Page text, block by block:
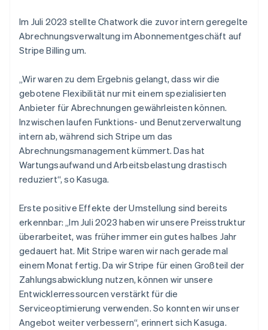
Im Juli 2023 stellte Chatwork die zuvor intern geregelte
Abrechnungsverwaltung im Abonnementgeschäft auf
Stripe Billing um.
„Wir waren zu dem Ergebnis gelangt, dass wir die
gebotene Flexibilität nur mit einem spezialisierten
Anbieter für Abrechnungen gewährleisten können.
Inzwischen laufen Funktions- und Benutzerverwaltung
intern ab, während sich Stripe um das
Abrechnungsmanagement kümmert. Das hat
Wartungsaufwand und Arbeitsbelastung drastisch
reduziert“, so Kasuga.
Erste positive Effekte der Umstellung sind bereits
erkennbar: „Im Juli 2023 haben wir unsere Preisstruktur
überarbeitet, was früher immer ein gutes halbes Jahr
gedauert hat. Mit Stripe waren wir nach gerade mal
einem Monat fertig. Da wir Stripe für einen Großteil der
Zahlungsabwicklung nutzen, können wir unsere
Entwicklerressourcen verstärkt für die
Serviceoptimierung verwenden. So konnten wir unser
Angebot weiter verbessern“, erinnert sich Kasuga.